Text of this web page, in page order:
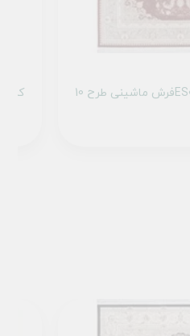
فرش ماشینی طرح 10ES0260 کرم 1200 شانه